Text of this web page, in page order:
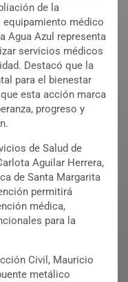
de la
médico
Agua Azul representa
servicios médicos
Destacó que la
para el bienestar
esta acción marca
progreso y
de Salud de
Aguilar Herrera,
de Santa Margarita
permitirá
médica,
para la
Civil, Mauricio
metálico